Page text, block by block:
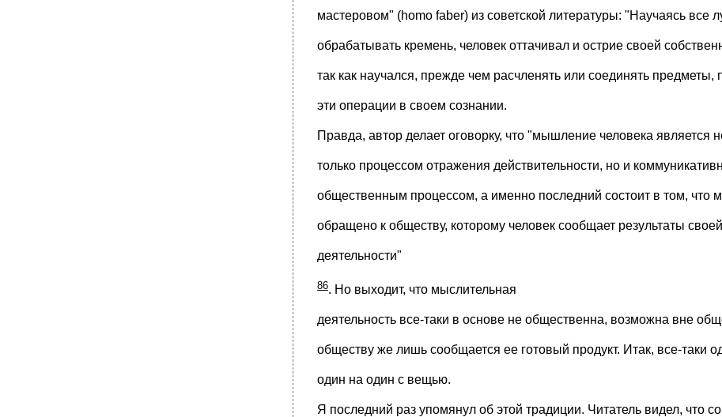
мастеровом" (homo faber) из советской литературы: "Научаясь все
обрабатывать кремень, человек оттачивал и острие своей
так как научался, прежде чем расчленять или соединять предметы,
эти операции в своем сознании.
Правда, автор делает оговорку, что "мышление человека является
только процессом отражения действительности, но и
общественным процессом, а именно последний состоит в том, что
обращено к обществу, которому человек сообщает результаты
деятельности"
86. Но выходит, что мыслительная
деятельность все-таки в основе не общественна, возможна вне
обществу же лишь сообщается ее готовый продукт. Итак, все-таки
один на один с вещью.
Я последний раз упомянул об этой традиции. Читатель видел, что